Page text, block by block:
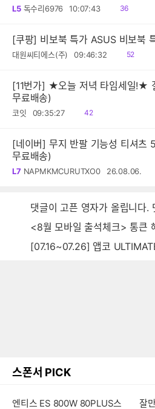
L5 독수리6976 10:07:43
읽
36
[쿠팡] 비보북 특가 ASUS 비보북
대원씨티에스(주) 09:46:32
읽
52
[11번가] ★오늘 저녁 타임세일!★
무료배송)
코잇 09:35:27
읽
42
[네이버] 무지 반팔 기능성 티셔츠
무료배송)
L7 NAPMKMCURUTXO0 26.08.06.
댓글이 고픈 영자가 올립니다.
<8월 모바일 출석체크> 통큰
[07.16~07.26] 앱코 ULTIMATE GX850
스폰서 PICK